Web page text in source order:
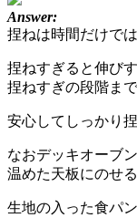
Answer:
捏ねは時間だけで
捏ねすぎると伸び
捏ねすぎの段階ま
安心してしっかり
なおデッキオーブ
温めた天板にのせ
生地の入った食パ